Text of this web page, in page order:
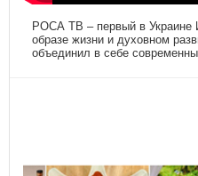
РОСА ТВ – первый в Украине
образе жизни и духовном
объединил в себе